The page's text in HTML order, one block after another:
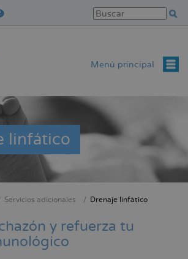
Menú principal
linfático
Servicios adicionales Drenaje linfático
y refuerza tu